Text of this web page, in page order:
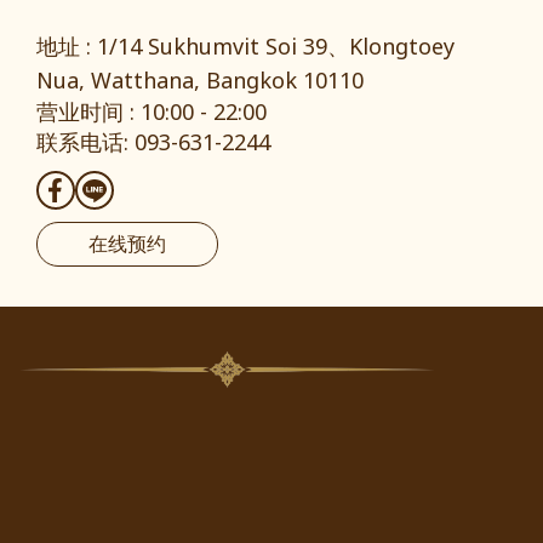
地址 : 1/14 Sukhumvit Soi 39、Klongtoey
Nua, Watthana, Bangkok 10110
营业时间 : 10:00 - 22:00
联系电话: 093-631-2244
在线预约